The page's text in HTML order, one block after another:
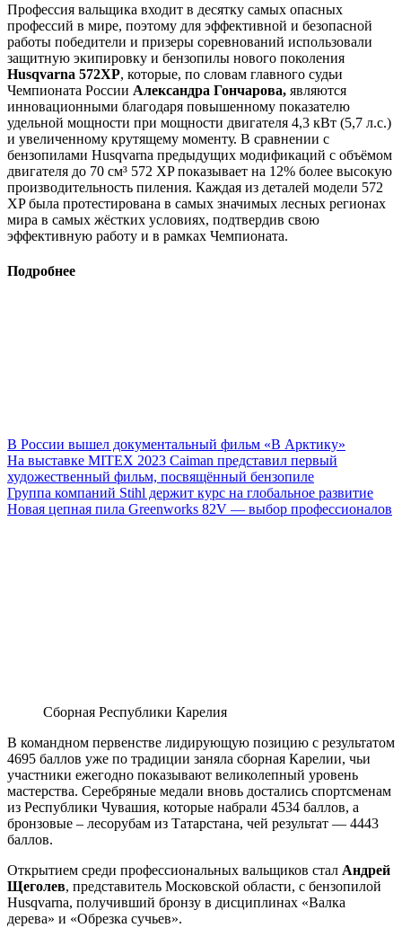
Профессия вальщика входит в десятку самых опасных
профессий в мире, поэтому для эффективной и безопасной
работы победители и призеры соревнований использовали
защитную экипировку и бензопилы нового поколения
Husqvarna 572XP, которые, по словам главного судьи
Чемпионата России Александра Гончарова, являются
инновационными благодаря повышенному показателю
удельной мощности при мощности двигателя 4,3 кВт (5,7 л.с.)
и увеличенному крутящему моменту. В сравнении с
бензопилами Husqvarna предыдущих модификаций с объёмом
двигателя до 70 см³ 572 XP показывает на 12% более высокую
производительность пиления. Каждая из деталей модели 572
XP была протестирована в самых значимых лесных регионах
мира в самых жёстких условиях, подтвердив свою
эффективную работу и в рамках Чемпионата.
Подробнее
В России вышел документальный фильм «В Арктику»
На выставке MITEX 2023 Caiman представил первый
художественный фильм, посвящённый бензопиле
Группа компаний Stihl держит курс на глобальное развитие
Новая цепная пила Greenworks 82V — выбор профессионалов
Сборная Республики Карелия
В командном первенстве лидирующую позицию с результатом
4695 баллов уже по традиции заняла сборная Карелии, чьи
участники ежегодно показывают великолепный уровень
мастерства. Серебряные медали вновь достались спортсменам
из Республики Чувашия, которые набрали 4534 баллов, а
бронзовые – лесорубам из Татарстана, чей результат — 4443
баллов.
Открытием среди профессиональных вальщиков стал Андрей
Щеголев, представитель Московской области, с бензопилой
Husqvarna, получивший бронзу в дисциплинах «Валка
дерева» и «Обрезка сучьев».